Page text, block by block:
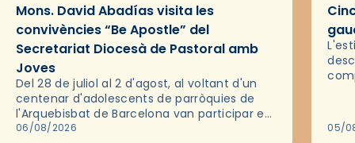
Mons. David Abadías visita les
convivències “Be Apostle” del
Secretariat Diocesà de Pastoral amb
Joves
Del 28 de juliol al 2 d'agost, al voltant d'un
centenar d'adolescents de parròquies de
l'Arquebisbat de Barcelona van participar en
les convivències Be Apostle, organitzades
06/08/2026 05/